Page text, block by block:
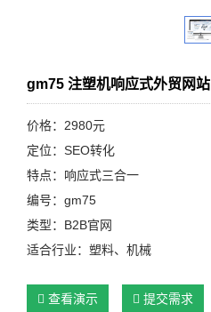
gm75 注塑机响应式外贸网站
价格：2980元
定位：SEO转化
特点：响应式三合一
编号：gm75
类型：B2B官网
适合行业：塑料、机械
查看演示 提交需求